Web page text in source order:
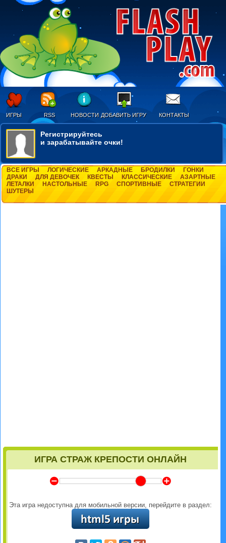
ИГРЫ RSS НОВОСТИ ДОБАВИТЬ ИГРУ КОНТАКТЫ
Регистрируйтесь
и зарабатывайте очки!
ВСЕ ИГРЫ ЛОГИЧЕСКИЕ АРКАДНЫЕ БРОДИЛКИ
ГОНКИ
ДРАКИ
ДЛЯ ДЕВОЧЕК КВЕСТЫ КЛАССИЧЕСКИЕ
АЗАРТНЫЕ
ЛЕТАЛКИ
НАСТОЛЬНЫЕ RPG СПОРТИВНЫЕ
СТРАТЕГИИ
ШУТЕРЫ
ИГРА СТРАЖ КРЕПОСТИ ОНЛАЙН
Y Z
Эта игра недоступна для мобильной версии, перейдите в раздел: